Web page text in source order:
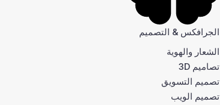
الجرافكس & التصميم
الشعار والهوية
تصاميم 3D
تصميم التسويق
تصميم الويب